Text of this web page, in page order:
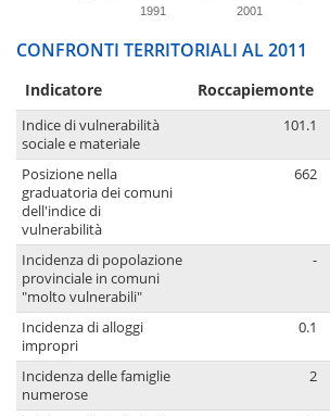
1991 2001
CONFRONTI TERRITORIALI AL 2011
Indicatore Roccapiemonte
Indice di vulnerabilità
sociale e materiale
101.1
Posizione nella
graduatoria dei comuni
dell'indice di
vulnerabilità
662
Incidenza di popolazione
provinciale in comuni
"molto vulnerabili"
-
Incidenza di alloggi
impropri
0.1
Incidenza delle famiglie
numerose
2